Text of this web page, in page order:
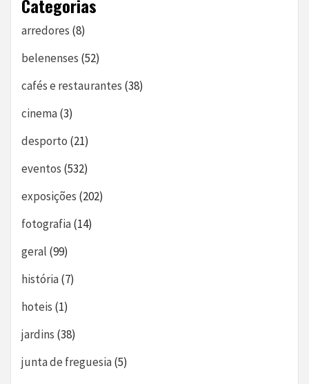
Categorias
arredores (8)
belenenses (52)
cafés e restaurantes (38)
cinema(3)
desporto (21)
eventos (532)
exposições (202)
fotografia(14)
geral (99)
história(7)
hoteis (1)
jardins (38)
junta de freguesia(5)